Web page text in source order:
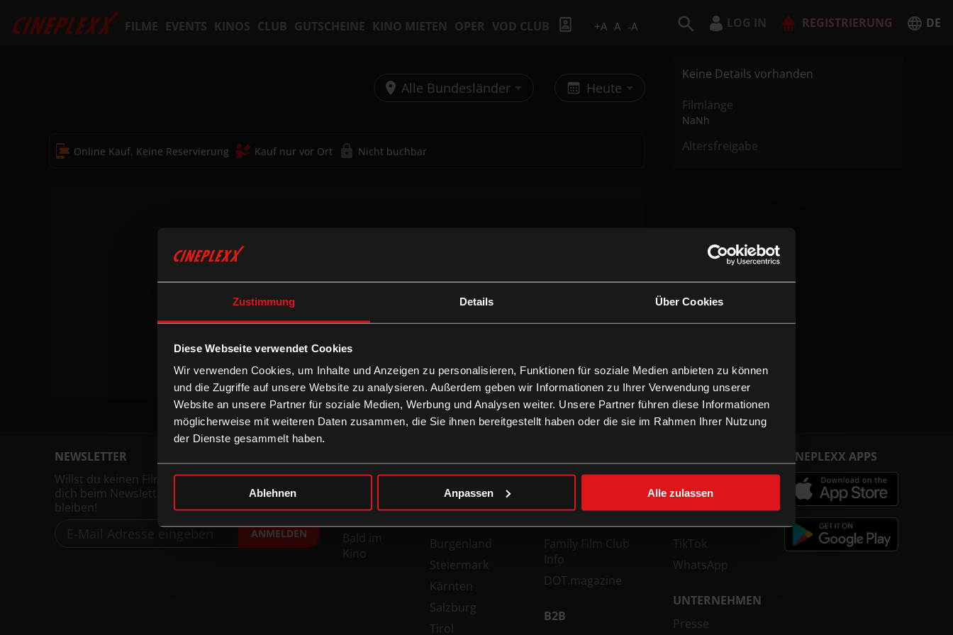
Zustimmung Details Über Cookies
Diese Webseite verwendet Cookies
Wir verwenden Cookies, um Inhalte und Anzeigen zu personalisieren, Funktionen für soziale Medien anbieten zu können
und die Zugriffe auf unsere Website zu analysieren. Außerdem geben wir Informationen zu Ihrer Verwendung unserer
Website an unsere Partner für soziale Medien, Werbung und Analysen weiter. Unsere Partner führen diese Informationen
möglicherweise mit weiteren Daten zusammen, die Sie ihnen bereitgestellt haben oder die sie im Rahmen Ihrer Nutzung
der Dienste gesammelt haben.
Ablehnen Anpassen Alle zulassen
FILME EVENTS KINOS CLUB GUTSCHEINE KINO MIETEN OPER VOD CLUB +A A -A LOG IN REGISTRIERUNG DE
Alle Bundesländer Heute
Online Kauf, Keine Reservierung Kauf nur vor Ort Nicht buchbar
Keine Vorstellungen verfügbar
Keine Details vorhanden
Filmlänge
NaNh
Altersfreigabe
NEWSLETTER
Willst du keinen Film verpassen, registriere
dich beim Newsletter um am Laufenden zu
bleiben!
ANMELDEN
Top Filme
Bald im
Kino
Wien
Niederösterreich
Oberösterreich
Burgenland
Steiermark
Kärnten
Salzburg
Tirol
Technologien
xXtra Card Info
Family Film Club
Info
DOT.magazine
B2B
Facebook
Instagram
YouTube
TikTok
WhatsApp
UNTERNEHMEN
Presse
CINEPLEXX APPS